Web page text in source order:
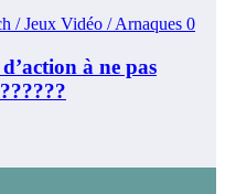
/ Jeux Vidéo / Arnaques 0
à ne pas